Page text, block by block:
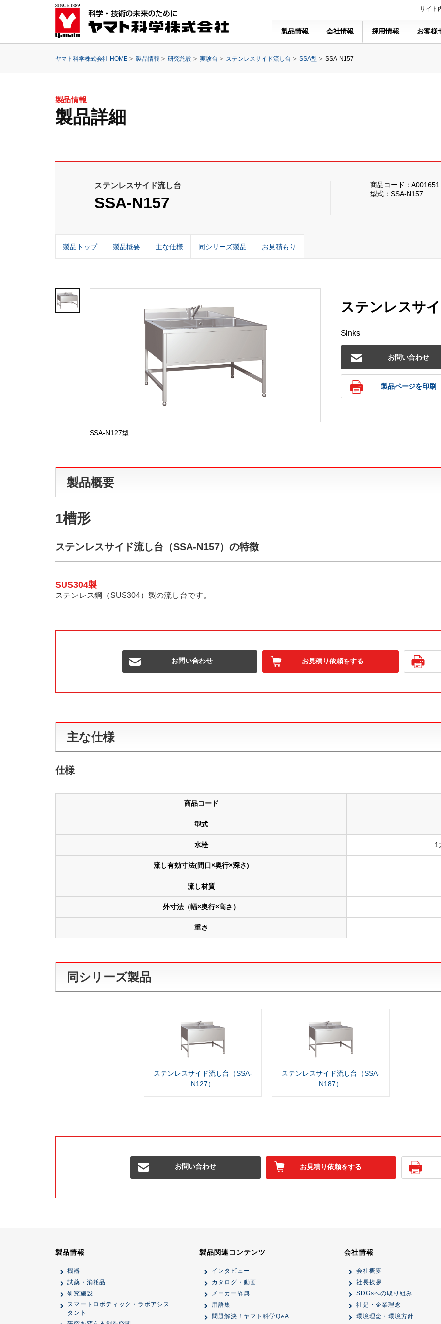
サイト
製品情報 会社情報 採用情報 お客様
ヤマト科学株式会社 HOME 製品情報 研究施設 実験台 ステンレスサイド流し台 SSA型 SSA-N157
製品情報
製品詳細
ステンレスサイド流し台
SSA-N157
商品コード：A001651
型式：SSA-N157
製品トップ 製品概要 主な仕様 同シリーズ製品 お見積もり
SSA-N127型
ステンレスサ
Sinks
お問い合わせ
製品ページを印刷
製品概要
1槽形
ステンレスサイド流し台（SSA-N157）の特徴
SUS304製
ステンレス鋼（SUS304）製の流し台です。
お問い合わせ お見積り依頼をする
主な仕様
仕様
商品コード
型式
水栓 1
流し有効寸法(間口×奥行×深さ)
流し材質
外寸法（幅×奥行×高さ）
重さ
同シリーズ製品
ステンレスサイド流し台（SSA-
N127）
ステンレスサイド流し台（SSA-
N187）
お問い合わせ お見積り依頼をする
製品情報
機器
試薬・消耗品
研究施設
スマートロボティック・ラボアシス
タント
製品関連コンテンツ
インタビュー
カタログ・動画
メーカー辞典
用語集
問題解決！ヤマト科学Q&A
会社情報
会社概要
社長挨拶
SDGsへの取り組み
社是・企業理念
環境理念・環境方針